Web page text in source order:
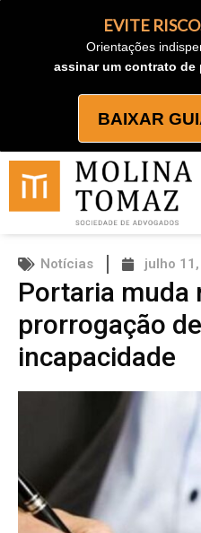
EVITE
Orientações
assinar um contrato de
BAIXAR
Notícias julho
Portaria muda
prorrogação
incapacidade